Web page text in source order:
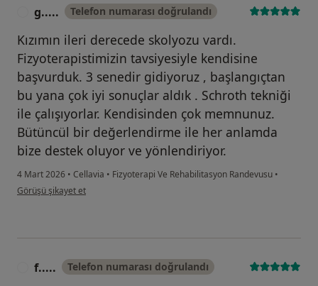
g..... Telefon numarası doğrulandı
Kızımın ileri derecede skolyozu vardı.
Fizyoterapistimizin tavsiyesiyle kendisine
başvurduk. 3 senedir gidiyoruz , başlangıçtan
bu yana çok iyi sonuçlar aldık . Schroth tekniği
ile çalışıyorlar. Kendisinden çok memnunuz.
Bütüncül bir değerlendirme ile her anlamda
bize destek oluyor ve yönlendiriyor.
4 Mart 2026 • Cellavia • Fizyoterapi Ve Rehabilitasyon Randevusu •
kullanıcının görüşüne göre g.....
Görüşü şikayet et
f..... Telefon numarası doğrulandı